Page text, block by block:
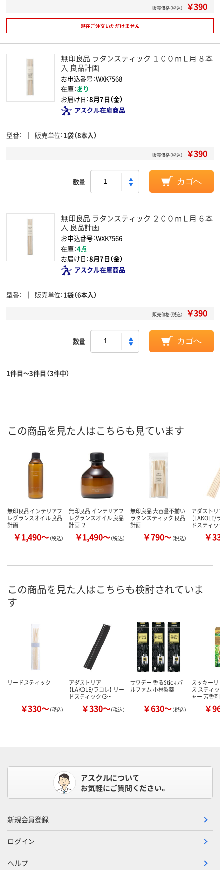
販売価格（税込） ￥390
現在ご注文いただけません
無印良品 ラタンスティック １００ｍＬ用 ８本
入 良品計画
お申込番号：WXK7568
在庫：あり
お届け日：8月7日（金）
アスクル在庫商品
型番 販売単位 1袋（8本入）
販売価格（税込） ￥390
数量 カゴへ
無印良品 ラタンスティック ２００ｍＬ用 ６本
入 良品計画
お申込番号：WXK7566
在庫：4点
お届け日：8月7日（金）
アスクル在庫商品
型番 販売単位 1袋（6本入）
販売価格（税込） ￥390
数量 カゴへ
1件目～3件目（3件中）
この商品を見た人はこちらも見ています
無印良品 インテリアフ
レグランスオイル 良品
計画
￥1,490～（税込）
無印良品 インテリアフ
レグランスオイル 良品
計画_2
￥1,490～（税込）
無印良品 大容量不揃い
ラタンスティック 良品
計画
￥790～（税込）
アダストリ
【LAKOLE/
ドスティッ
￥
この商品を見た人はこちらも検討されていま
す
リードスティック
￥330～（税込）
アダストリア
【LAKOLE/ラコレ】 リー
ドスティック（3…
￥330～（税込）
サワデー 香るStick パ
ルファム 小林製薬
￥630～（税込）
スッキー
ス スティ
ャー 芳香
￥
アスクルについて
お気軽にご質問ください。
新規会員登録
ログイン
ヘルプ